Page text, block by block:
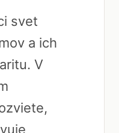
svet
a ich
V